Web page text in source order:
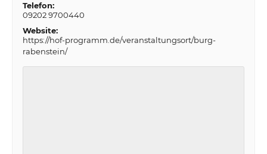
Telefon:
09202 9700440
Website:
https://hof-programm.de/veranstaltungsort/burg-
rabenstein/